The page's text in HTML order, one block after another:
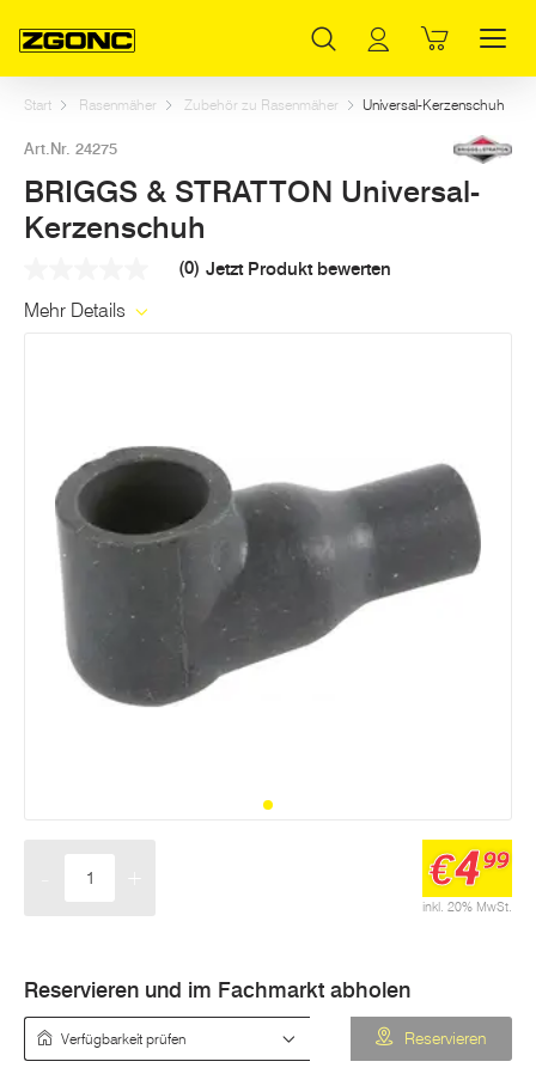
Start Rasenmäher Zubehör zu Rasenmäher Universal-Kerzenschuh
Art.Nr. 24275
BRIGGS & STRATTON Universal-
Kerzenschuh
Link
(0) Jetzt Produkt bewerten
Mehr Details
inkl. 20% MwSt.
€499
Reservieren und im Fachmarkt abholen
Reservieren